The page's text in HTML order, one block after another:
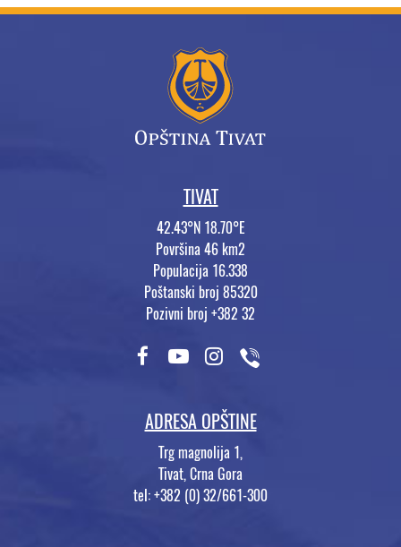
TIVAT
42.43°N 18.70°E
Površina 46 km2
Populacija 16.338
Poštanski broj 85320
Pozivni broj +382 32
ADRESA OPŠTINE
Trg magnolija 1,
Tivat, Crna Gora
tel: +382 (0) 32/661-300